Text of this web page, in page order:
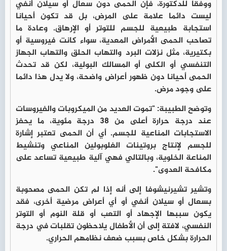
ووفقا للدكتورة، فإن الحمى دون سعال أو سيلان أنفي
ليست دائما علامة على المرض، بل قد تكون أحيانا
استجابة طبيعية للجسم للتوتر أو الإرهاق. وعادة ما
تصاحب الحمى الأمراض المعدية، سواء كانت فيروسية أو
بكتيرية، مثل نزلات البرد والتهاب الحلق والتهاب الجهاز
التنفسي أو الكلى أو المسالك البولية، لكن قد تحدث
الحمى أحيانا دون ظهور أعراض واضحة، ولا يدل هذا دائما
على وجود مرض.
وتوضح الطبيبة: "تموت العديد من الميكروبات والفيروسات
عند درجة حرارة أعلى من 38 درجة مئوية، ما يحفز
الاستجابات المناعية للجسم. أي أن الحمى تعتبر إشارة
للجسم لإنتاج بروتينات الغلوبولين المناعي وتنشيط
المناعة الخلوية، وبالتالي فهي آلية طبيعية تساعد على
مكافحة العدوى".
وتشير تشيرنيشوفا إلى أنه إذا لم تكن الحمى مصحوبة
بسعال أو سيلان أنفي أو أي أعراض مرضية أخرى، فقد
يكون سببها الإجهاد أو التعب أو قلة النوم أو التوتر
النفسي، لافتة إلى أن الأطفال يلاحظون تقلبات في درجة
الحرارة بشكل خاص بسبب ضعف نظامهم الحراري.